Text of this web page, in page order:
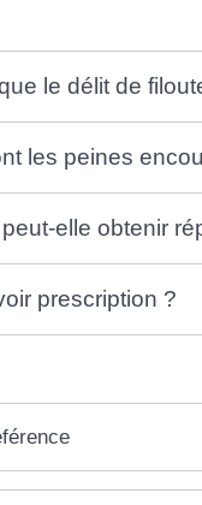
le délit de
les peines
elle obtenir
prescription ?